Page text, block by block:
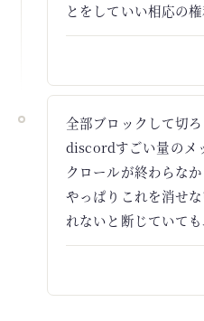
とをしていい相応の
全部ブロックして切ろ
discordすごい量のメ
クロールが終わらなか
やっぱりこれを消せ
れないと断じていて